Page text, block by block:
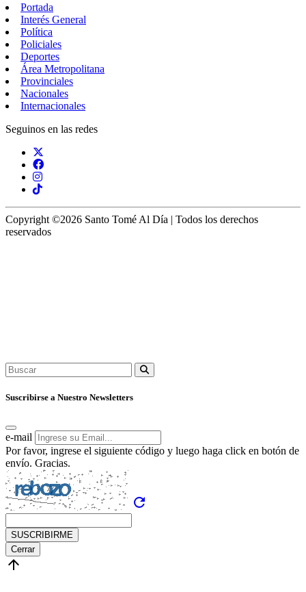
Portada
Interés General
Política
Policiales
Deportes
Área Metropolitana
Provinciales
Nacionales
Internacionales
Seguinos en las redes
Copyright ©2026 Santo Tomé Al Día | Todos los derechos
reservados
Suscribirse a Nuestro Newsletters
e-mail
Por favor, ingrese el siguiente código y luego haga click en botón de
envío. Gracias.
refresh
SUSCRIBIRME
Cerrar
arrow_upward